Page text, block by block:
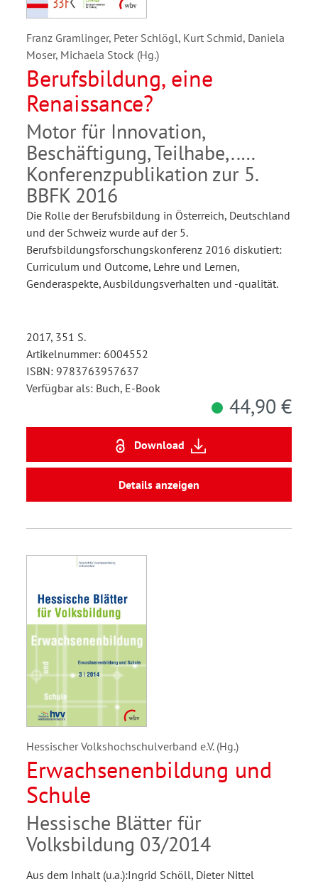
Franz Gramlinger, Peter Schlögl, Kurt Schmid, Daniela
Moser, Michaela Stock (Hg.)
Berufsbildung, eine
Renaissance?
Motor für Innovation,
Beschäftigung, Teilhabe,..
Konferenzpublikation zur 5.
BBFK 2016
Die Rolle der Berufsbildung in Österreich, Deutschland
und der Schweiz wurde auf der 5.
Berufsbildungsforschungskonferenz 2016 diskutiert:
Curriculum und Outcome, Lehre und Lernen,
Genderaspekte, Ausbildungsverhalten und -qualität.
2017, 351 S.
Artikelnummer: 6004552
ISBN: 9783763957637
Verfügbar als: Buch, E-Book
44,90 €
Download
Details anzeigen
Hessischer Volkshochschulverband e.V. (Hg.)
Erwachsenenbildung und
Schule
Hessische Blätter für
Volksbildung 03/2014
Aus dem Inhalt (u.a.):Ingrid Schöll, Dieter Nittel